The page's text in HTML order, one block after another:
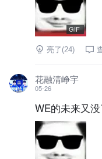
GIF
亮了(24)
花融清峥宇
05-26
WE的未来又没